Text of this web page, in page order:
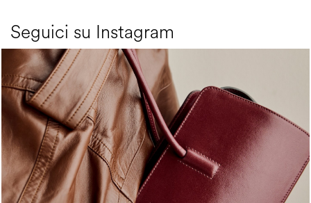
Seguici su Instagram